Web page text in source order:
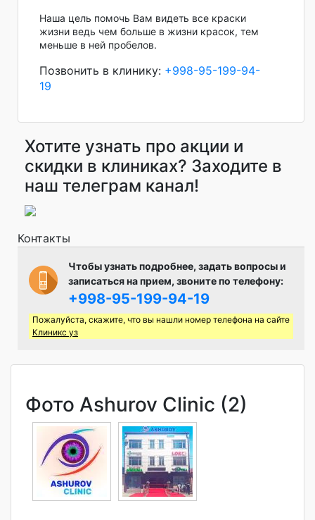
Наша цель помочь Вам видеть все краски
жизни ведь чем больше в жизни красок, тем
меньше в ней пробелов.
Позвонить в клинику: +998-95-199-94-
19
Хотите узнать про акции и
скидки в клиниках? Заходите в
наш телеграм канал!
Контакты
Чтобы узнать подробнее, задать вопросы и
записаться на прием, звоните по телефону:
+998-95-199-94-19
Пожалуйста, скажите, что вы нашли номер телефона на сайте
Клиникс уз
Фото Ashurov Clinic (2)